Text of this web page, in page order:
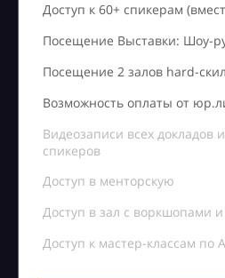
Доступ к 60+ спикерам
Посещение Выставки: Шоу-
Посещение 2 залов hard-
Возможность оплаты от
Видеозаписи всех докладов
спикеров
Доступ в менторскую
Доступ в зал с воркшопами
Доступ к мастер-классам по